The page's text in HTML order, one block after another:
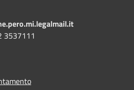
3537111